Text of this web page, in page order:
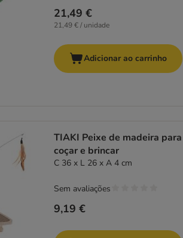
21,49 €
21,49 € / unidade
Adicionar ao carrinho
TIAKI Peixe de madeira para
coçar e brincar
C 36 x L 26 x A 4 cm
9,19 €
Sem avaliações